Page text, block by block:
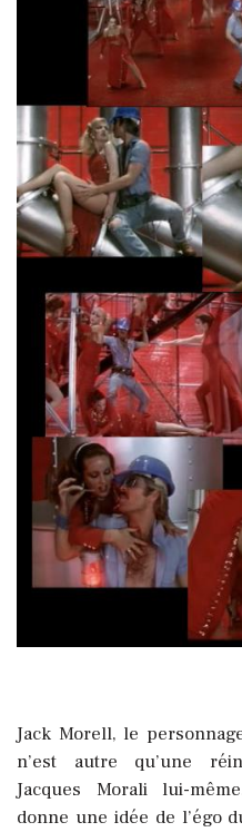
Jack Morell, le
n’est autre qu’une
Jacques Morali lui-
donne une idée de l’égo